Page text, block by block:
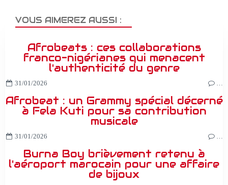
VOUS AIMEREZ AUSSI :
Afrobeats : ces collaborations
franco-nigérianes qui menacent
l'authenticité du genre
31/01/2026
Afrobeat : un Grammy spécial décerné
à Fela Kuti pour sa contribution
musicale
31/01/2026
Burna Boy brièvement retenu à
l'aéroport marocain pour une affaire
de bijoux